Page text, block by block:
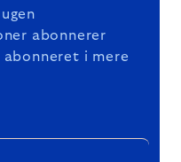
abonnerer
abonneret i mere